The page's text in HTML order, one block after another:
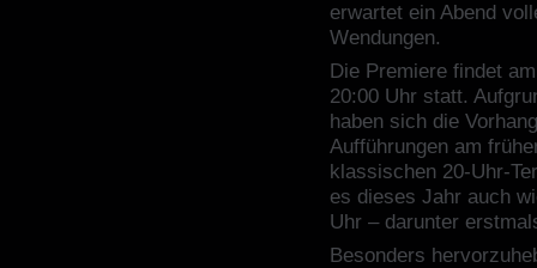
erwartet ein Abend
Wendungen.
Die Premiere findet
20:00 Uhr statt.
haben sich die
Aufführungen am
klassischen 20-Uhr-
es dieses Jahr auch
Uhr – darunter
Besonders